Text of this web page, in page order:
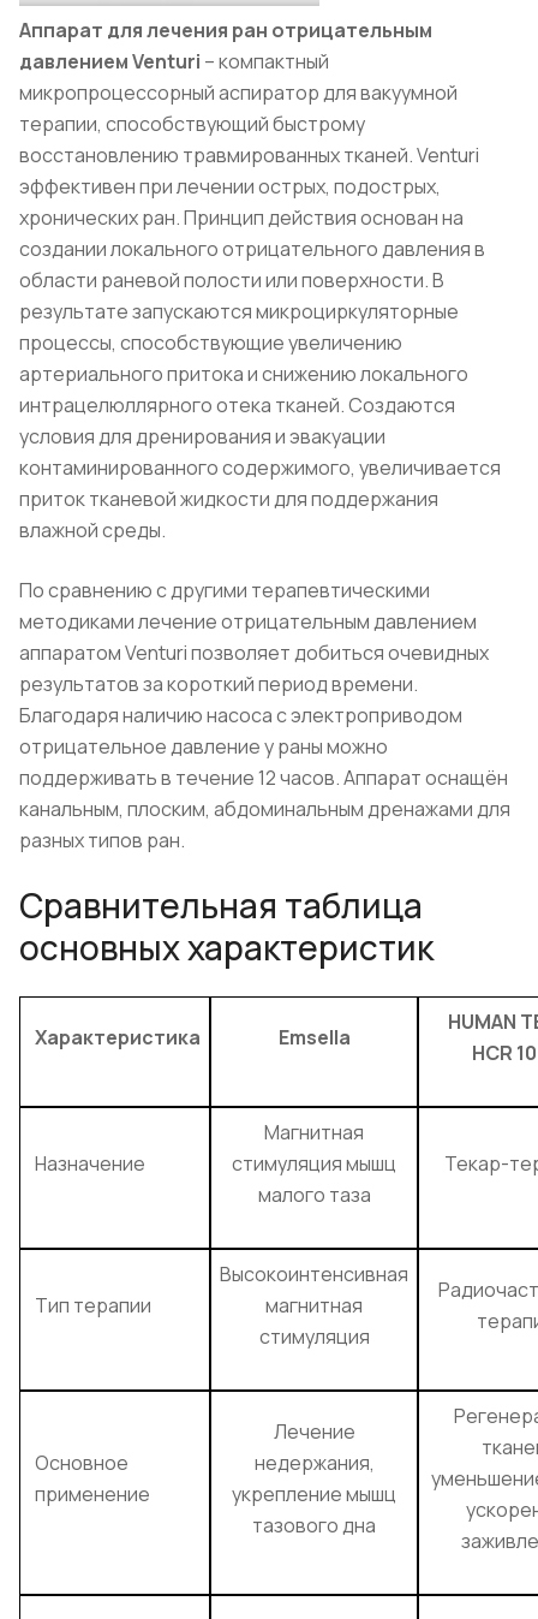
Аппарат для лечения ран отрицательным
давлением Venturi – компактный
микропроцессорный аспиратор для вакуумной
терапии, способствующий быстрому
восстановлению травмированных тканей. Venturi
эффективен при лечении острых, подострых,
хронических ран. Принцип действия основан на
создании локального отрицательного давления в
области раневой полости или поверхности. В
результате запускаются микроциркуляторные
процессы, способствующие увеличению
артериального притока и снижению локального
интрацелюллярного отека тканей. Создаются
условия для дренирования и эвакуации
контаминированного содержимого, увеличивается
приток тканевой жидкости для поддержания
влажной среды.
По сравнению с другими терапевтическими
методиками лечение отрицательным давлением
аппаратом Venturi позволяет добиться очевидных
результатов за короткий период времени.
Благодаря наличию насоса с электроприводом
отрицательное давление у раны можно
поддерживать в течение 12 часов. Аппарат оснащён
канальным, плоским, абдоминальным дренажами для
разных типов ран.
Сравнительная таблица
основных характеристик
Характеристика Emsella
HUMAN
HCR
Назначение
Магнитная
стимуляция мышц
малого таза
Текар-
Тип терапии
Высокоинтенсивная
магнитная
стимуляция
Основное
применение
Лечение
недержания,
укрепление мышц
тазового дна